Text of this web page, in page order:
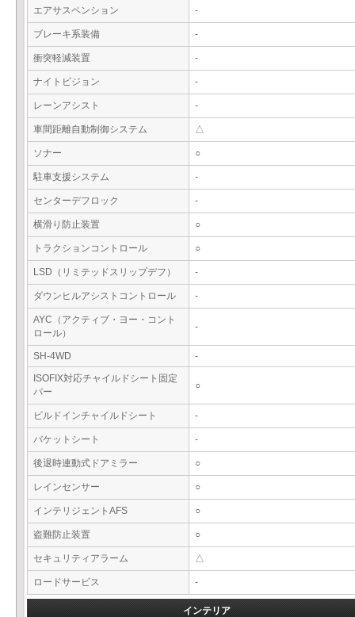
エアサスペンション -
ブレーキ系装備 -
衝突軽減装置 -
ナイトビジョン -
レーンアシスト -
車間距離自動制御システム △
ソナー ○
駐車支援システム -
センターデフロック -
横滑り防止装置 ○
トラクションコントロール ○
LSD（リミテッドスリップデフ） -
ダウンヒルアシストコントロール -
AYC（アクティブ・ヨー・コント
ロール）
-
SH-4WD
-
ISOFIX対応チャイルドシート固定
バー
○
ビルドインチャイルドシート -
バケットシート -
後退時連動式ドアミラー ○
レインセンサー ○
インテリジェントAFS ○
盗難防止装置 ○
セキュリティアラーム △
ロードサービス -
インテリア